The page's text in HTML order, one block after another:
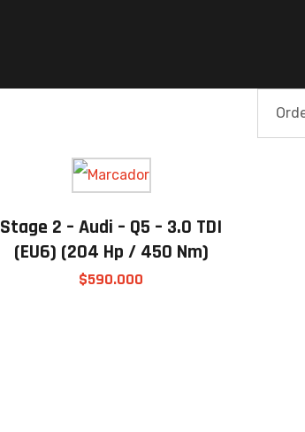
Stage 2 – Audi – Q5 – 3.0 TDI
(EU6) (204 Hp / 450 Nm)
$590.000